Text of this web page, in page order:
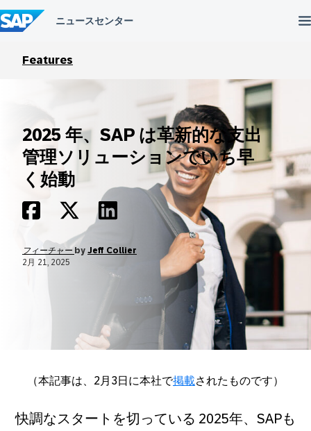
ン
テ
Features
2025 年、SAP は革新的な支出
管理ソリューションでいち早
く始動
フィーチャー by Jeff Collier
2月 21, 2025
（本記事は、2月3日に本社で掲載されたものです）
快調なスタートを切っている 2025年、SAPも